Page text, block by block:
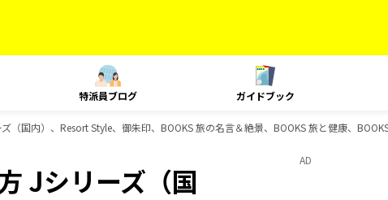
特派員ブログ ガイドブック
（国内）、Resort Style、御朱印、BOOKS 旅の名言＆絶景、BOOKS 旅と健康、
Jシリーズ（国
AD